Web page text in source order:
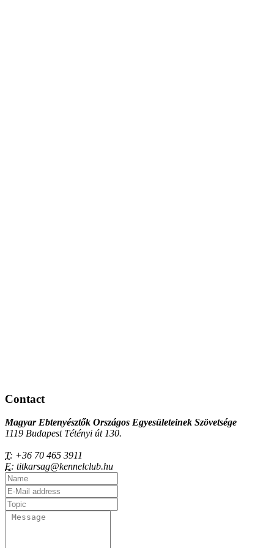
Contact
Magyar Ebtenyésztők Országos Egyesületeinek Szövetsége
1119 Budapest Tétényi út 130.
T: +36 70 465 3911
E: titkarsag@kennelclub.hu